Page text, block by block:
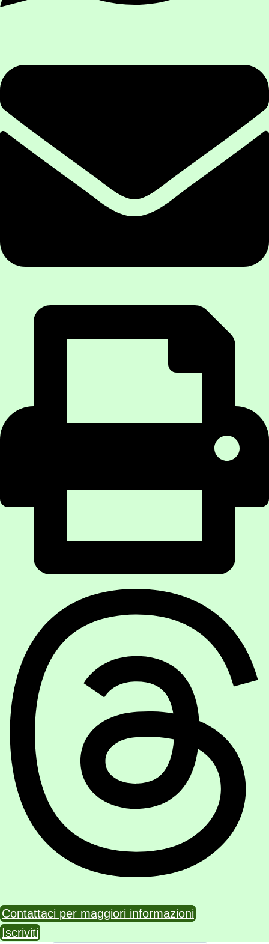
Contattaci per maggiori informazioni
Iscriviti